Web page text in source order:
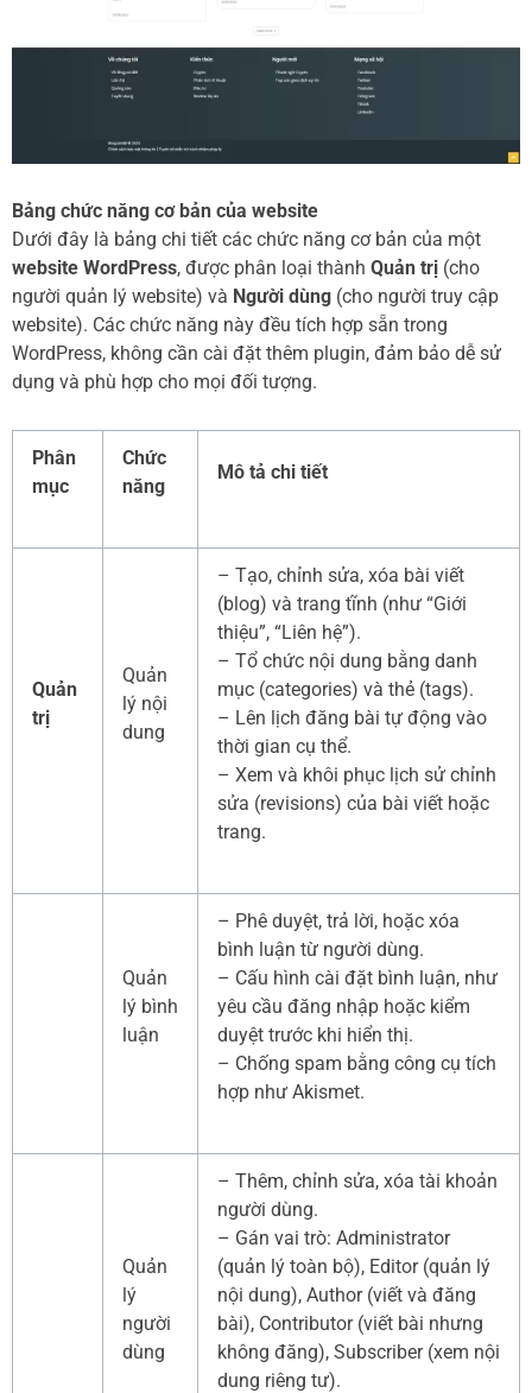
Bảng chức năng cơ bản của website
Dưới đây là bảng chi tiết các chức năng cơ bản của một
website WordPress, được phân loại thành Quản trị (cho
người quản lý website) và Người dùng (cho người truy cập
website). Các chức năng này đều tích hợp sẵn trong
WordPress, không cần cài đặt thêm plugin, đảm bảo dễ sử
dụng và phù hợp cho mọi đối tượng.
Phân
mục
Chức
năng
Mô tả chi tiết
Quản
trị
Quản
lý nội
dung
– Tạo, chỉnh sửa, xóa bài viết
(blog) và trang tĩnh (như “Giới
thiệu”, “Liên hệ”).
– Tổ chức nội dung bằng danh
mục (categories) và thẻ (tags).
– Lên lịch đăng bài tự động vào
thời gian cụ thể.
– Xem và khôi phục lịch sử chỉnh
sửa (revisions) của bài viết hoặc
trang.
Quản
lý bình
luận
– Phê duyệt, trả lời, hoặc xóa
bình luận từ người dùng.
– Cấu hình cài đặt bình luận, như
yêu cầu đăng nhập hoặc kiểm
duyệt trước khi hiển thị.
– Chống spam bằng công cụ tích
hợp như Akismet.
Quản
lý
người
dùng
– Thêm, chỉnh sửa, xóa tài khoản
người dùng.
– Gán vai trò: Administrator
(quản lý toàn bộ), Editor (quản lý
nội dung), Author (viết và đăng
bài), Contributor (viết bài nhưng
không đăng), Subscriber (xem nội
dung riêng tư).